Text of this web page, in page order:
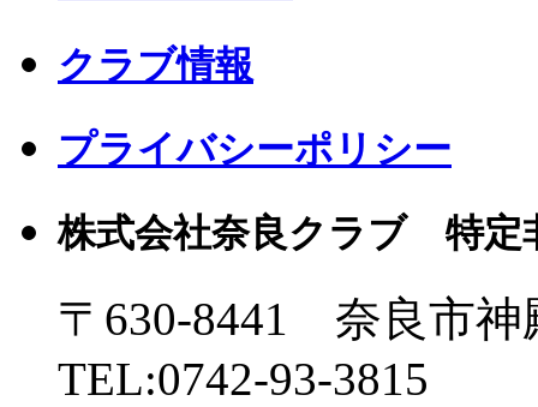
クラブ情報
プライバシーポリシー
株式会社奈良クラブ 特定
〒630-8441 奈良市
TEL:0742-93-3815